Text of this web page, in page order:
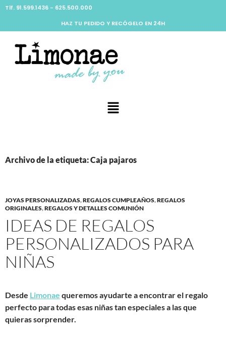
Tlf. 91.599.1436 - 625.500.000
HAZ TU PEDIDO Y RECÓGELO EN 24H
Archivo de la etiqueta: Caja pajaros
JOYAS PERSONALIZADAS,REGALOS CUMPLEAÑOS,REGALOS
ORIGINALES,REGALOS Y DETALLES COMUNIÓN
IDEAS DE REGALOS
PERSONALIZADOS PARA
NIÑAS
Desde Limonae queremos ayudarte a encontrar el regalo
perfecto para todas esas niñas tan especiales a las que
quieras sorprender.